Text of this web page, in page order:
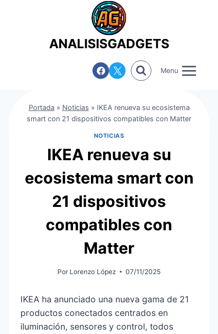
ANALISISGADGETS
Menu
Portada » Noticias » IKEA renueva su ecosistema
smart con 21 dispositivos compatibles con Matter
NOTICIAS
IKEA renueva su
ecosistema smart con
21 dispositivos
compatibles con
Matter
Por Lorenzo López 07/11/2025
IKEA ha anunciado una nueva gama de 21
productos conectados centrados en
iluminación, sensores y control, todos